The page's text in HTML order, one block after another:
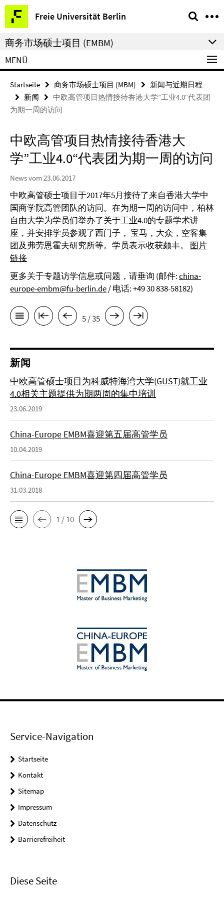
Springe
direkt
zu
Inhalt
Freie Universität Berlin
Service-
Navigation
商务市场硕士项目 (EMBM)
MENÜ
Startseite 商务市场硕士项目 (MBM)
新闻与近期日程
新闻
中欧高管项目热情接待香港大学”工业4.0“代表团
为期一周的访问
中欧高管项目热情接待香港大
学”工业4.0“代表团为期一周的访问
News vom 23.06.2017
中欧高管硕士项目于2017年5月接待了来自香港大学中
国商学院高管团队的访问。在为期一周的访问中，柏林
自由大学为学员们举办了关于工业4.0的专题学术讲
座，并安排学员参观了西门子， 宝马，大众，空客集
团及弗劳恩霍夫研究所等。学员表示收获颇丰。 图片
链接
更多关于专题访学信息或问题，请垂询 (邮件:china-
europe-embm@fu-berlin.de/ 电话: +49 30 838-58182)
5 / 35
新闻
中欧高管硕士项目为科威特海湾大学(GUST)就工业
4.0相关主题提供为期两周的集中培训
23.06.2019
China-Europe EMBM喜迎第五届高管学员
10.04.2019
China-Europe EMBM喜迎第四届高管学员
31.03.2018
1 / 10
Service-Navigation
Startseite
Kontakt
Sitemap
Impressum
Datenschutz
Barrierefreiheit
Diese Seite